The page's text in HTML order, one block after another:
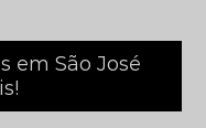
em São José